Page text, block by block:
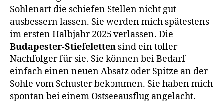
Sohlenart die schiefen Stellen nicht gut
ausbessern lassen. Sie werden mich spätestens
im ersten Halbjahr 2025 verlassen. Die
Budapester-Stiefeletten sind ein toller
Nachfolger für sie. Sie können bei Bedarf
einfach einen neuen Absatz oder Spitze an der
Sohle vom Schuster bekommen. Sie haben mich
spontan bei einem Ostseeausflug angelacht.